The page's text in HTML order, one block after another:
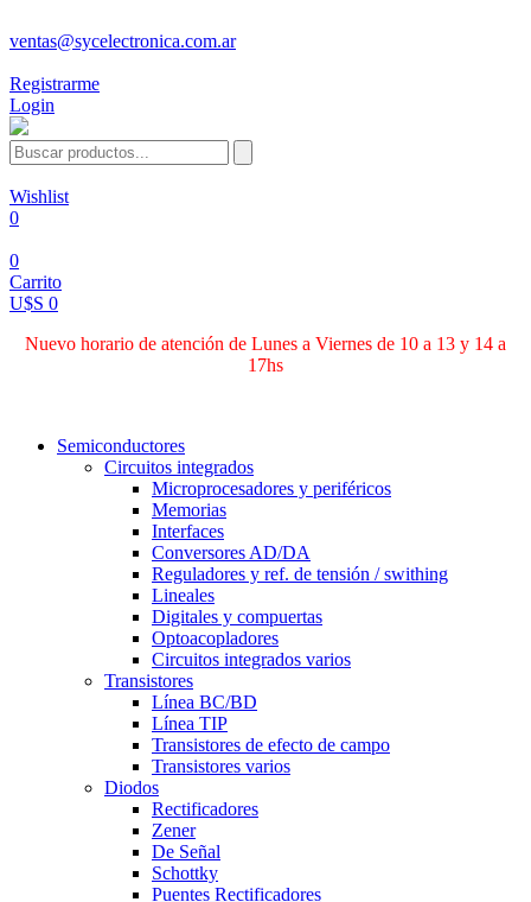
ventas@sycelectronica.com.ar
Registrarme
Login
Wishlist
0
0
Carrito
U$S 0
Nuevo horario de atención de Lunes a Viernes de 10 a 13 y 14 a
17hs
Semiconductores
Circuitos integrados
Microprocesadores y periféricos
Memorias
Interfaces
Conversores AD/DA
Reguladores y ref. de tensión / swithing
Lineales
Digitales y compuertas
Optoacopladores
Circuitos integrados varios
Transistores
Línea BC/BD
Línea TIP
Transistores de efecto de campo
Transistores varios
Diodos
Rectificadores
Zener
De Señal
Schottky
Puentes Rectificadores